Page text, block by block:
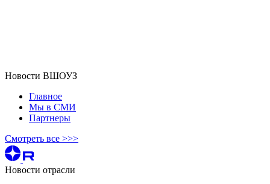
Новости ВШОУЗ
Главное
Мы в СМИ
Партнеры
Смотреть все >>>
Новости отрасли